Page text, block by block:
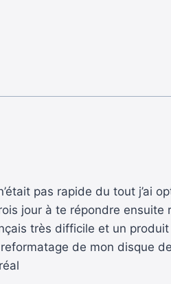
pas rapide du tout j’ai
jour à te répondre
très difficile et un
de mon disque